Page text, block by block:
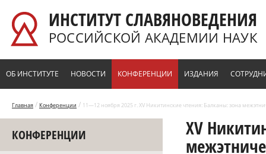
ИНСТИТУТ СЛАВЯНОВЕДЕНИЯ
РОССИЙСКОЙ АКАДЕМИИ НАУК
ОБ ИНСТИТУТЕ НОВОСТИ КОНФЕРЕНЦИИ ИЗДАНИЯ
Главная / Конференции / 11—12 ноября 2025 г. XV Никитинские чтения: Балканы: зона
КОНФЕРЕНЦИИ XV